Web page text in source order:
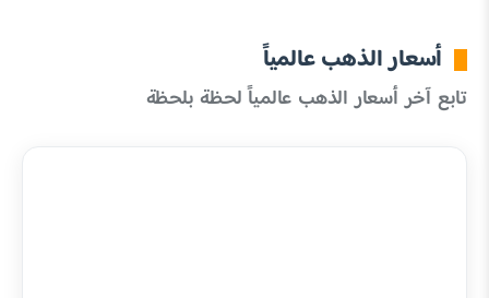
أسعار الذهب عالمياً
تابع آخر أسعار الذهب عالمياً لحظة بلحظة